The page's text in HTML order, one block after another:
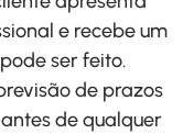
e recebe um
ser feito.
de prazos
de qualquer